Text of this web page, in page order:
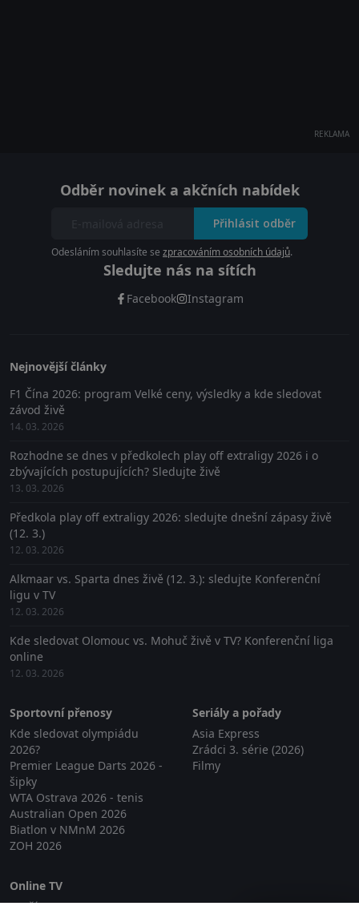
REKLAMA
Odběr novinek a akčních nabídek
Přihlásit odběr
Odesláním souhlasíte se zpracováním osobních údajů.
Sledujte nás na sítích
Facebook Instagram
Nejnovější články
F1 Čína 2026: program Velké ceny, výsledky a kde sledovat
závod živě
14. 03. 2026
Rozhodne se dnes v předkolech play off extraligy 2026 i o
zbývajících postupujících? Sledujte živě
13. 03. 2026
Předkola play off extraligy 2026: sledujte dnešní zápasy živě
(12. 3.)
12. 03. 2026
Alkmaar vs. Sparta dnes živě (12. 3.): sledujte Konferenční
ligu v TV
12. 03. 2026
Kde sledovat Olomouc vs. Mohuč živě v TV? Konferenční liga
online
12. 03. 2026
Sportovní přenosy
Kde sledovat olympiádu
2026?
Premier League Darts 2026 -
šipky
WTA Ostrava 2026 - tenis
Australian Open 2026
Biatlon v NMnM 2026
ZOH 2026
Seriály a pořady
Asia Express
Zrádci 3. série (2026)
Filmy
Online TV
Lepší.TV